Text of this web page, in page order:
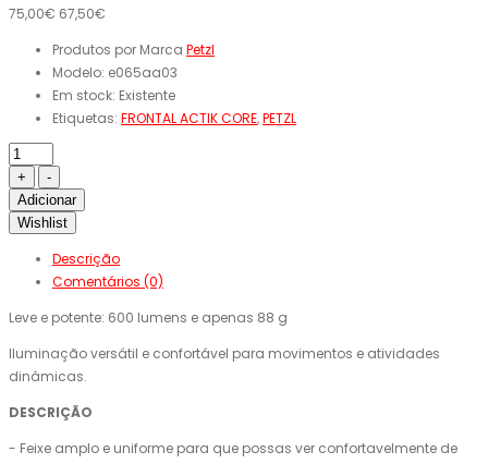
75,00€ 67,50€
Produtos por Marca Petzl
Modelo: e065aa03
Em stock: Existente
Etiquetas: FRONTAL ACTIK CORE,PETZL
Adicionar
Wishlist
Descrição
Comentários (0)
Leve e potente: 600 lumens e apenas 88 g
Iluminação versátil e confortável para movimentos e atividades
dinâmicas.
DESCRIÇÃO
- Feixe amplo e uniforme para que possas ver confortavelmente de